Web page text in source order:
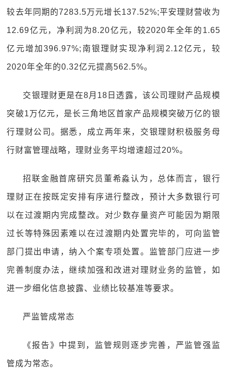
较去年同期的7283.5万元增长137.52%;平安理财营收为
12.69亿元，净利润为8.20亿元，较2020年全年的1.65
亿元增加396.97%;南银理财实现净利润2.12亿元，较
2020年全年的0.32亿元提高562.5%。
交银理财更是在8月18日透露，该公司理财产品规模
突破1万亿元，是长三角地区首家产品规模突破万亿的银
行理财公司。据悉，成立两年来，交银理财积极服务母
行财富管理战略，理财业务平均增速超过20%。
招联金融首席研究员董希淼认为，总体而言，银行
理财正在按既定安排有序进行整改，预计大多数银行可
以在过渡期内完成整改。对少数存量资产可能因为期限
过长等特殊因素难以在过渡期内处置完毕的，可向监管
部门提出申请，纳入个案专项处置。监管部门应进一步
完善制度办法，继续加强和改进对理财业务的监管，如
进一步细化信息披露、业绩比较基准等要求。
严监管成常态
《报告》中提到，监管规则逐步完善，严监管强监
管成为常态。